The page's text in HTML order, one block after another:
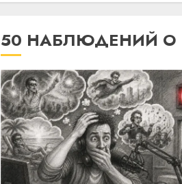
50 НАБЛЮДЕНИЙ О